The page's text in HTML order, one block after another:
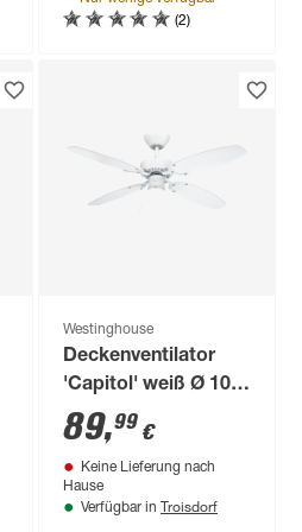
(2)
Westinghouse
Deckenventilator
'Capitol' weiß Ø 105
cm
89,99 €
Keine Lieferung nach
Hause
Verfügbar in Troisdorf